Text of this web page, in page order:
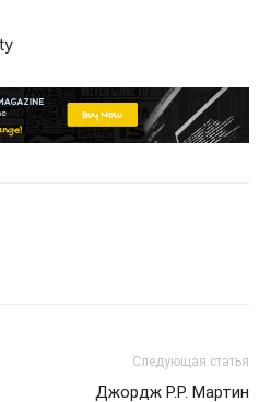
Следующая статья
Джордж Р.Р. Мартин